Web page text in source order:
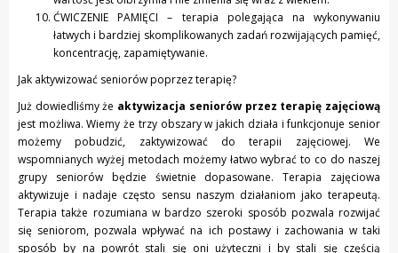
ĆWICZENIE PAMIĘCI – terapia polegająca na wykonywaniu
łatwych i bardziej skomplikowanych zadań rozwijających pamięć,
koncentrację, zapamiętywanie.
Jak aktywizować seniorów poprzez terapię?
Już dowiedliśmy że aktywizacja seniorów przez terapię zajęciową
jest możliwa. Wiemy że trzy obszary w jakich działa i funkcjonuje senior
możemy pobudzić, zaktywizować do terapii zajęciowej. We
wspomnianych wyżej metodach możemy łatwo wybrać to co do naszej
grupy seniorów będzie świetnie dopasowane. Terapia zajęciowa
aktywizuje i nadaje często sensu naszym działaniom jako terapeutą.
Terapia także rozumiana w bardzo szeroki sposób pozwala rozwijać
się seniorom, pozwala wpływać na ich postawy i zachowania w taki
sposób by na powrót stali się oni użyteczni i by stali się częścią